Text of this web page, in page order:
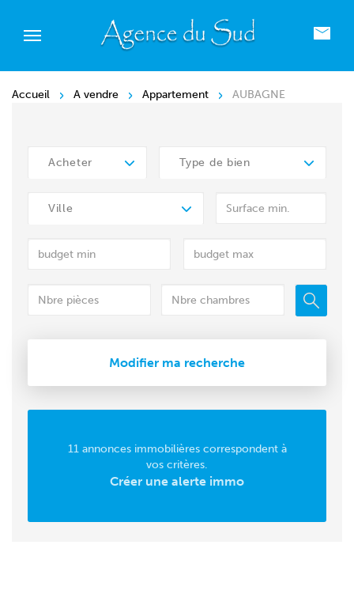
Accueil A vendre Appartement AUBAGNE
Acheter Type de bien
Ville
Modifier ma recherche
11 annonces immobilières correspondent à
vos critères.
Créer une alerte immo